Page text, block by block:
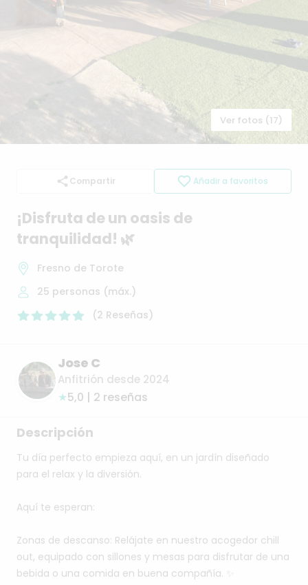
Ver fotos (17)
Compartir Añadir a favoritos
¡Disfruta de un oasis de
tranquilidad! 🌿
Fresno de Torote
25 personas (máx.)
(2 Reseñas)
Jose C
Anfitrión desde 2024
★5,0 | 2 reseñas
Descripción
Tu día perfecto empieza aquí, en un jardín diseñado
para el relax y la diversión.
Aquí te esperan:
Zonas de descanso: Relájate en nuestro acogedor chill
out, equipado con sillones y mesas para disfrutar de una
bebida o una comida en buena compañía.